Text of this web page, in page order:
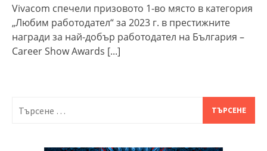
Vivacom спечели призовото 1-во място в категория
„Любим работодател“ за 2023 г. в престижните
награди за най-добър работодател на България –
Career Show Awards [...]
за: